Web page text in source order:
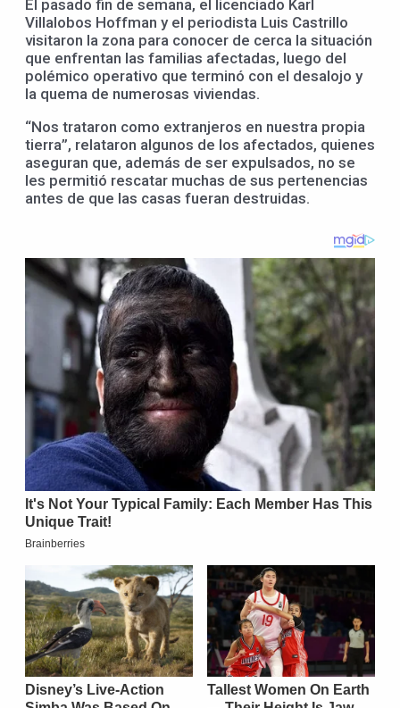
El pasado fin de semana, el licenciado Karl
Villalobos Hoffman y el periodista Luis Castrillo
visitaron la zona para conocer de cerca la situación
que enfrentan las familias afectadas, luego del
polémico operativo que terminó con el desalojo y
la quema de numerosas viviendas.
“Nos trataron como extranjeros en nuestra propia
tierra”, relataron algunos de los afectados, quienes
aseguran que, además de ser expulsados, no se
les permitió rescatar muchas de sus pertenencias
antes de que las casas fueran destruidas.